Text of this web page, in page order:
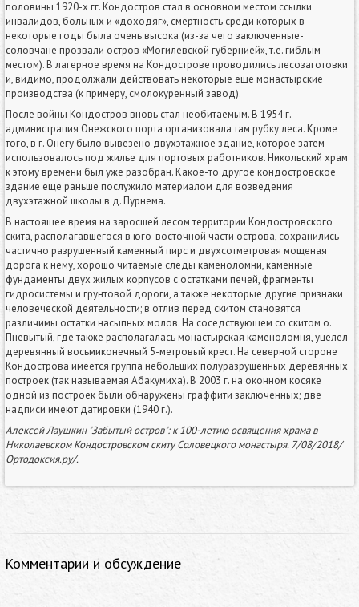
половины 1920-х гг. Кондостров стал в основном местом ссылки
инвалидов, больных и «доходяг», смертность среди которых в
некоторые годы была очень высока (из-за чего заключенные-
соловчане прозвали остров «Могилевской губернией», т.е. гиблым
местом). В лагерное время на Кондострове проводились лесозаготовки
и, видимо, продолжали действовать некоторые еще монастырские
производства (к примеру, смолокуренный завод).
После войны Кондостров вновь стал необитаемым. В 1954 г.
администрация Онежского порта организовала там рубку леса. Кроме
того, в г. Онегу было вывезено двухэтажное здание, которое затем
использовалось под жилье для портовых работников. Никольский храм
к этому времени был уже разобран. Какое-то другое кондостровское
здание еще раньше послужило материалом для возведения
двухэтажной школы в д. Пурнема.
В настоящее время на заросшей лесом территории Кондостровского
скита, располагавшегося в юго-восточной части острова, сохранились
частично разрушенный каменный пирс и двухсотметровая мощеная
дорога к нему, хорошо читаемые следы каменоломни, каменные
фундаменты двух жилых корпусов с остатками печей, фрагменты
гидросистемы и грунтовой дороги, а также некоторые другие признаки
человеческой деятельности; в отлив перед скитом становятся
различимы остатки насыпных молов. На соседствующем со скитом о.
Пневытый, где также располагалась монастырская каменоломня, уцелел
деревянный восьмиконечный 5-метровый крест. На северной стороне
Кондострова имеется группа небольших полуразрушенных деревянных
построек (так называемая Абакумиха). В 2003 г. на оконном косяке
одной из построек были обнаружены граффити заключенных; две
надписи имеют датировки (1940 г.).
Алексей Лаушкин "Забытый остров": к 100-летию освящения храма в
Николаевском Кондостровском скиту Соловецкого монастыря. 7/08/2018/
Ортодоксия.ру/.
Комментарии и обсуждение